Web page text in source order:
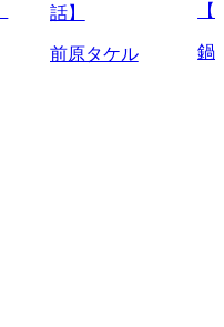
話】
前原タケル 鍋